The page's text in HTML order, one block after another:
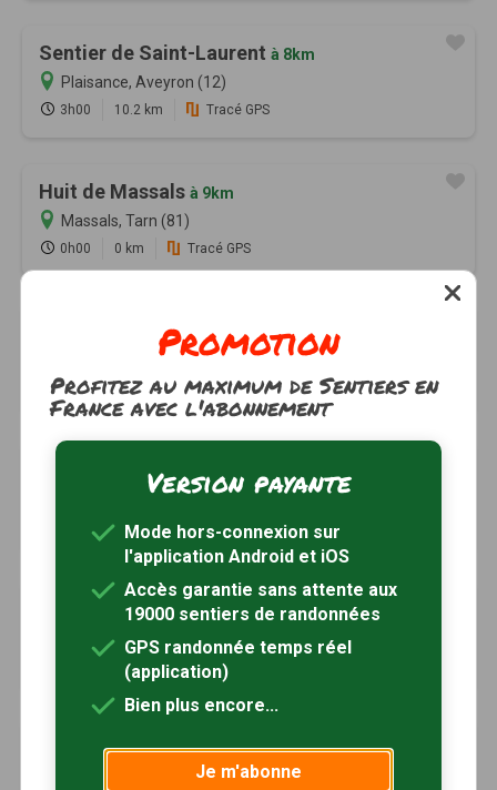
Sentier de Saint-Laurent à 8km
Plaisance, Aveyron (12)
3h00 10.2 km Tracé GPS
Huit de Massals à 9km
Massals, Tarn (81)
0h00 0 km Tracé GPS
Sentier des Ayrollesà 9km
Laval-Roquecezière, Aveyron (12)
2h30 6.1 km Tracé GPS
Sentier des Crêtes
Laval-Roquecezière, Aveyron (12)
3.7 km Tracé GPS
Sentier de Véroulsà 9km
Coupiac, Aveyron (12)
9.8 km Tracé GPS
Au pays des 7 vallonsà 9km
Coupiac, Aveyron (12)
Promotion
Profitez au maximum de Sentiers en
France avec l'abonnement
Version payante
Mode hors-connexion sur
l'application Android et iOS
Accès garantie sans attente aux
19000 sentiers de randonnées
GPS randonnée temps réel
(application)
Bien plus encore...
Je m'abonne